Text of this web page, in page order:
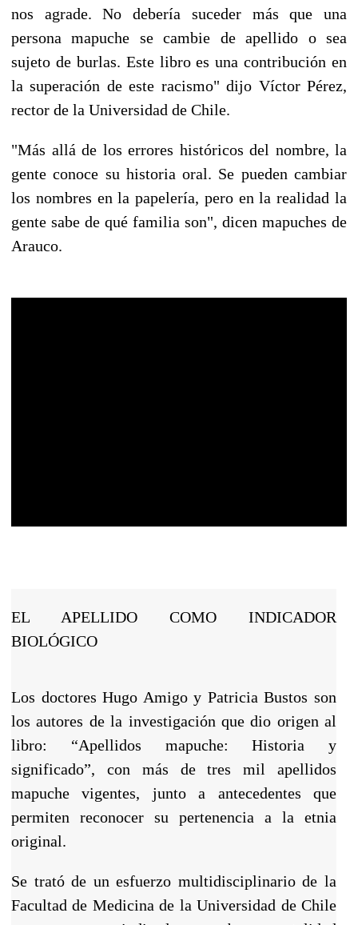
nos agrade. No debería suceder más que una
persona mapuche se cambie de apellido o sea
sujeto de burlas. Este libro es una contribución en
la superación de este racismo" dijo Víctor Pérez,
rector de la Universidad de Chile.
"Más allá de los errores históricos del nombre, la
gente conoce su historia oral. Se pueden cambiar
los nombres en la papelería, pero en la realidad la
gente sabe de qué familia son", dicen mapuches de
Arauco.
EL APELLIDO COMO INDICADOR
BIOLÓGICO
Los doctores Hugo Amigo y Patricia Bustos son
los autores de la investigación que dio origen al
libro: “Apellidos mapuche: Historia y
significado”, con más de tres mil apellidos
mapuche vigentes, junto a antecedentes que
permiten reconocer su pertenencia a la etnia
original.
Se trató de un esfuerzo multidisciplinario de la
Facultad de Medicina de la Universidad de Chile